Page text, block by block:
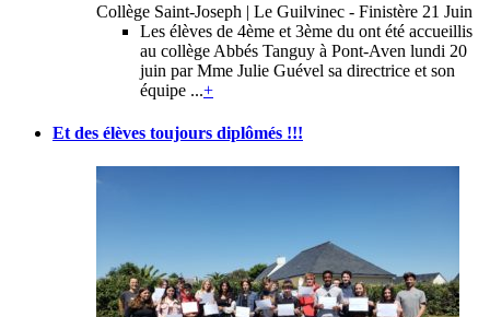
Collège Saint-Joseph | Le Guilvinec - Finistère 21 Juin
Les élèves de 4ème et 3ème du ont été accueillis
au collège Abbés Tanguy à Pont-Aven lundi 20
juin par Mme Julie Guével sa directrice et son
équipe ...+
Et des élèves toujours diplômés !!!